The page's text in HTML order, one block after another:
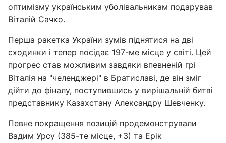
оптимізму українським уболівальникам подарував
Віталій Сачко.
Перша ракетка України зумів піднятися на дві
сходинки і тепер посідає 197-ме місце у світі. Цей
прогрес став можливим завдяки впевненій грі
Віталія на "челенджері" в Братиславі, де він зміг
дійти до фіналу, поступившись у вирішальній битві
представнику Казахстану Александру Шевченку.
Певне покращення позицій продемонстрували
Вадим Урсу (385-те місце, +3) та Ерік